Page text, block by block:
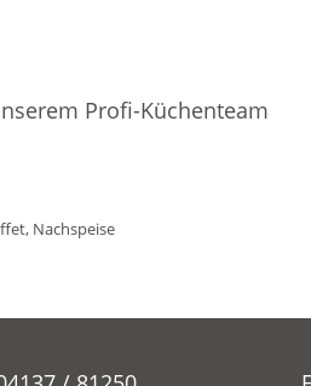
Profi-Küchenteam
Nachspeise